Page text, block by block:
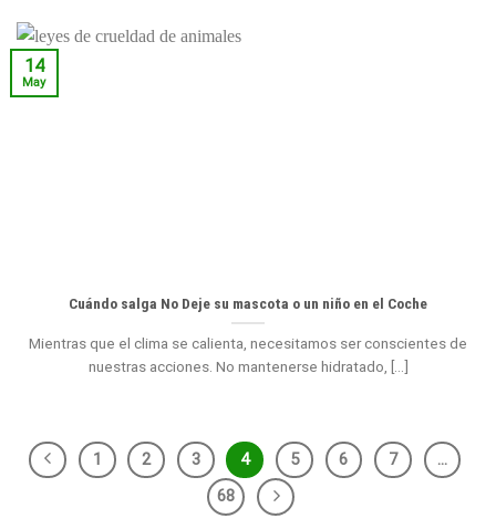
Cuándo salga No Deje su mascota o un niño en el Coche
Mientras que el clima se calienta, necesitamos ser conscientes de
nuestras acciones. No mantenerse hidratado, [...]
14
May
1 2 3 4 5 6 7
…
68